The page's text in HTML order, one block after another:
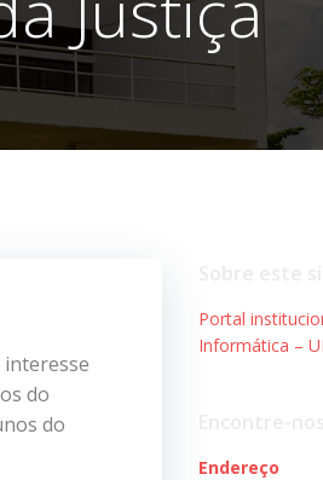
interesse
do
do
Portal
Informática –
Endereço